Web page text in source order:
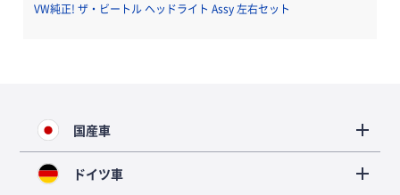
VW純正! ザ・ビートル ヘッドライト Assy 左右セット
国産車
ドイツ車